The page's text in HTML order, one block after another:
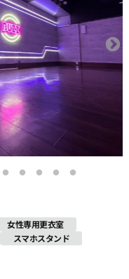
女性専用更衣室
スマホスタンド